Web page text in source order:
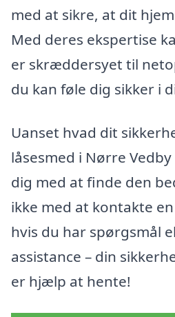
med at sikre, at dit
Med deres ekspertise
er skræddersyet til
du kan føle dig sikker i
Uanset hvad dit
låsesmed i Nørre
dig med at finde den
ikke med at kontakte
hvis du har spørgsmål
assistance – din
er hjælp at hente!